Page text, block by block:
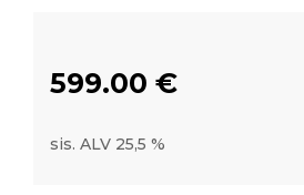
599.00 €
sis. ALV 25,5 %